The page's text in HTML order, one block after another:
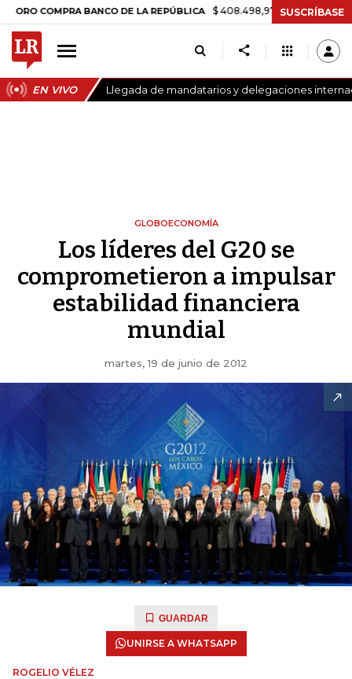
BANCO DE LA REPÚBLICA $ 408.498,97 +$ 8.753,81 +2,19%
SUSCRÍBASE
EN VIVO Llegada de mandatarios y delegaciones
GLOBOECONOMÍA
Los líderes del G20 se
comprometieron a impulsar
estabilidad financiera
mundial
martes, 19 de junio de 2012
GUARDAR
UNIRSE A WHATSAPP
ROGELIO VÉLEZ